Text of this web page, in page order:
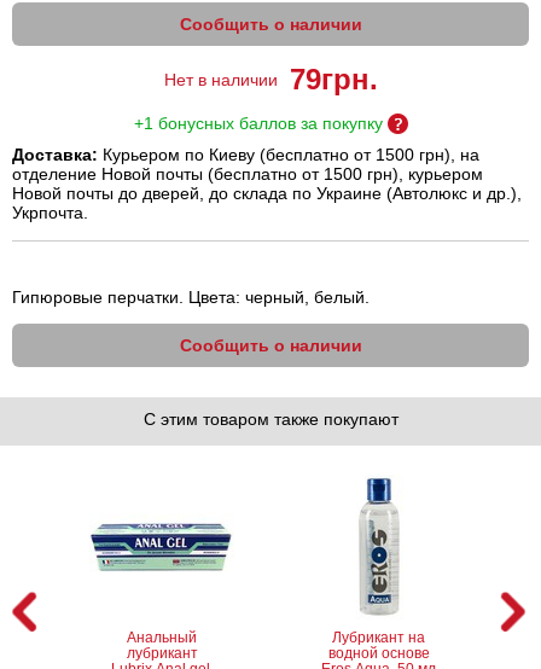
Сообщить о наличии
Нет в наличии 79грн.
+1 бонусных баллов за покупку
Доставка: Курьером по Киеву (бесплатно от 1500 грн), на
отделение Новой почты (бесплатно от 1500 грн), курьером
Новой почты до дверей, до склада по Украине (Автолюкс и др.),
Укрпочта.
Гипюровые перчатки. Цвета: черный, белый.
Сообщить о наличии
С этим товаром также покупают
Анальный
лубрикант
Лубрикант на
водной основе